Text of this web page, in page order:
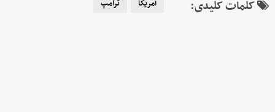
کلمات کلیدی: آمریکا ترامپ